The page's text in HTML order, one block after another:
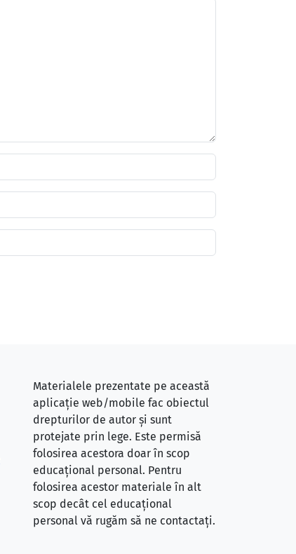
Materialele prezentate pe această
aplicație web/mobile fac obiectul
drepturilor de autor și sunt
protejate prin lege. Este permisă
folosirea acestora doar în scop
educațional personal. Pentru
folosirea acestor materiale în alt
scop decât cel educațional
personal vă rugăm să ne contactați.